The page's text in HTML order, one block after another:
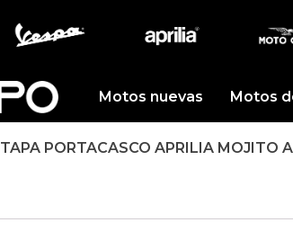
Motos nuevas Motos
TAPA PORTACASCO APRILIA MOJITO